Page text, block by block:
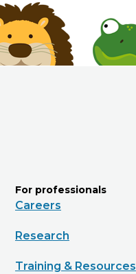
For professionals
Careers
Research
Training & Resources